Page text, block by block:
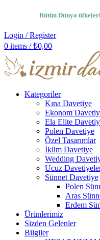
Bütün Dünya
Login / Register
0 items / ₺0,00
Kategoriler
Kına Davetiye
Ekonom
Ela Elite
Polen Davetiye
Özel Tasarımlar
İklim Davetiye
Wedding
Ucuz
Sünnet Davetiye
Polen
Aras
Erdem
Ürünlerimiz
Sizden Gelenler
Bilgiler